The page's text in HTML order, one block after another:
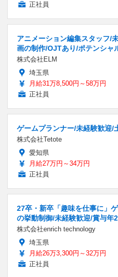
正社員
アニメーション編集スタッフ/
画の制作/OJTあり/ポテンシャ
株式会社ELM
埼玉県
月給31万8,500円～58万円
正社員
ゲームプランナー/未経験歓迎/
株式会社Tetote
愛知県
月給27万円～34万円
正社員
27卒・新卒「趣味を仕事に」
の挙動制御/未経験歓迎/賞与年
株式会社enrich technology
埼玉県
月給26万3,300円～32万円
正社員